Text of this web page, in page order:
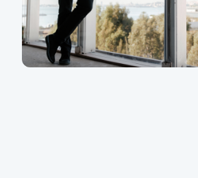
reporting k vývoji vašeho portfolia.
KB Portfolio